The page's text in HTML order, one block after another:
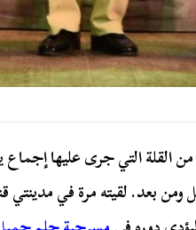
القلة التي جرى عليها إجماع
ومن بعد. لقيته مرة في